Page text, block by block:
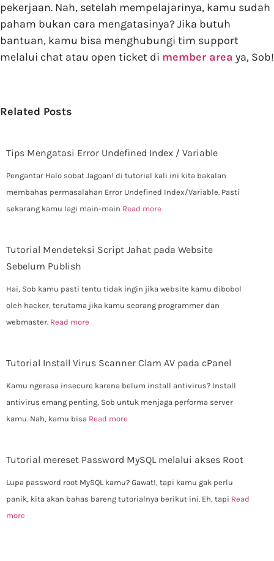
pekerjaan. Nah, setelah mempelajarinya, kamu sudah
paham bukan cara mengatasinya? Jika butuh
bantuan, kamu bisa menghubungi tim support
melalui chat atau open ticket di member area ya, Sob!
Related Posts
Tips Mengatasi Error Undefined Index / Variable
Pengantar Halo sobat Jagoan! di tutorial kali ini kita bakalan
membahas permasalahan Error Undefined Index/Variable. Pasti
sekarang kamu lagi main-main Read more
Tutorial Mendeteksi Script Jahat pada Website
Sebelum Publish
Hai, Sob kamu pasti tentu tidak ingin jika website kamu dibobol
oleh hacker, terutama jika kamu seorang programmer dan
webmaster. Read more
Tutorial Install Virus Scanner Clam AV pada cPanel
Kamu ngerasa insecure karena belum install antivirus? Install
antivirus emang penting, Sob untuk menjaga performa server
kamu. Nah, kamu bisa Read more
Tutorial mereset Password MySQL melalui akses Root
Lupa password root MySQL kamu? Gawat!, tapi kamu gak perlu
panik, kita akan bahas bareng tutorialnya berikut ini. Eh, tapi Read
more